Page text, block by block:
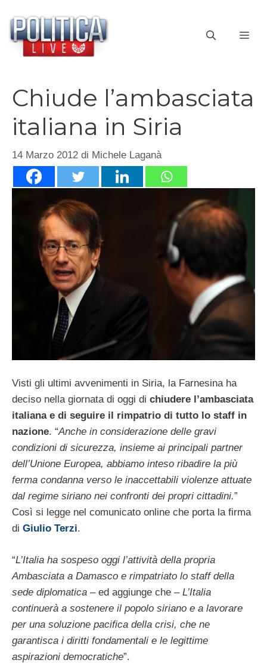
contenuto
Chiude l’ambasciata
italiana in Siria
14 Marzo 2012 di Michele Laganà
Visti gli ultimi avvenimenti in Siria, la Farnesina ha
deciso nella giornata di oggi di chiudere l’ambasciata
italiana e di seguire il rimpatrio di tutto lo staff in
nazione. “Anche in considerazione delle gravi
condizioni di sicurezza, insieme ai principali partner
dell’Unione Europea, abbiamo inteso ribadire la più
ferma condanna verso le inaccettabili violenze attuate
dal regime siriano nei confronti dei propri cittadini.”
Così si legge nel comunicato online che porta la firma
di Giulio Terzi.
“L’Italia ha sospeso oggi l’attività della propria
Ambasciata a Damasco e rimpatriato lo staff della
sede diplomatica – ed aggiunge che – L’Italia
continuerà a sostenere il popolo siriano e a lavorare
per una soluzione pacifica della crisi, che ne
garantisca i diritti fondamentali e le legittime
aspirazioni democratiche”.